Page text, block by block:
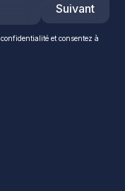
Suivant
et consentez à